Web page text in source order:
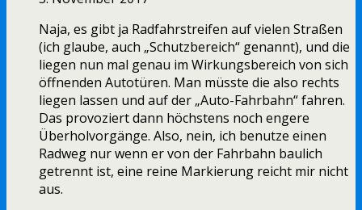
Naja, es gibt ja Radfahrstreifen auf vielen Straßen
(ich glaube, auch „Schutzbereich“ genannt), und die
liegen nun mal genau im Wirkungsbereich von sich
öffnenden Autotüren. Man müsste die also rechts
liegen lassen und auf der „Auto-Fahrbahn“ fahren.
Das provoziert dann höchstens noch engere
Überholvorgänge. Also, nein, ich benutze einen
Radweg nur wenn er von der Fahrbahn baulich
getrennt ist, eine reine Markierung reicht mir nicht
aus.